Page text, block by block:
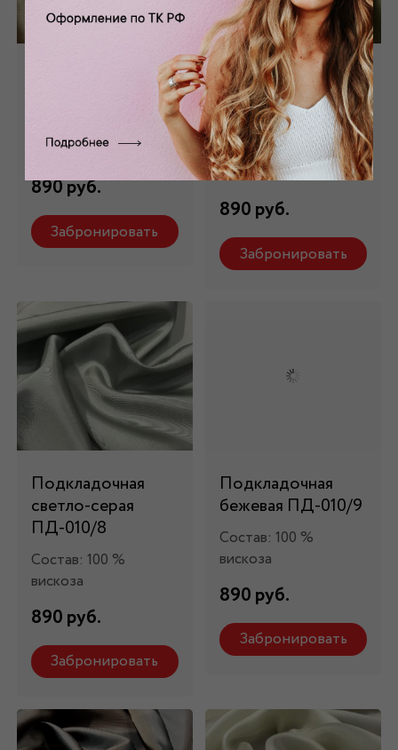
бежевая ПД-010/6
вискоза
890 руб.
Забронировать
Подкладочная
желто-зеленая
ПД-010/7
Состав: 100 %
вискоза
890 руб.
Забронировать
Подкладочная
светло-серая
ПД-010/8
Состав: 100 %
вискоза
890 руб.
Забронировать
Подкладочная
бежевая ПД-010/9
Состав: 100 %
вискоза
890 руб.
Забронировать